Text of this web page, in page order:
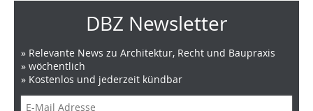
DBZ Newsletter
» Relevante News zu Architektur, Recht und Baupraxis
» wöchentlich
» Kostenlos und jederzeit kündbar